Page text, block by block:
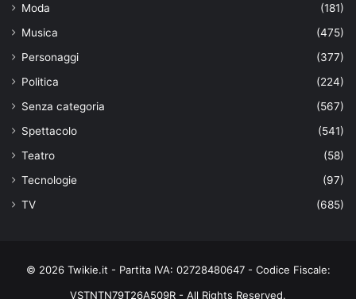
Moda
(181)
Musica
(475)
Personaggi
(377)
Politica
(224)
Senza categoria
(567)
Spettacolo
(541)
Teatro
(58)
Tecnologie
(97)
TV
(685)
© 2026 Twikie.it - Partita IVA: 02728480647 - Codice Fiscale:
VSTNTN79T26A509R - All Rights Reserved.